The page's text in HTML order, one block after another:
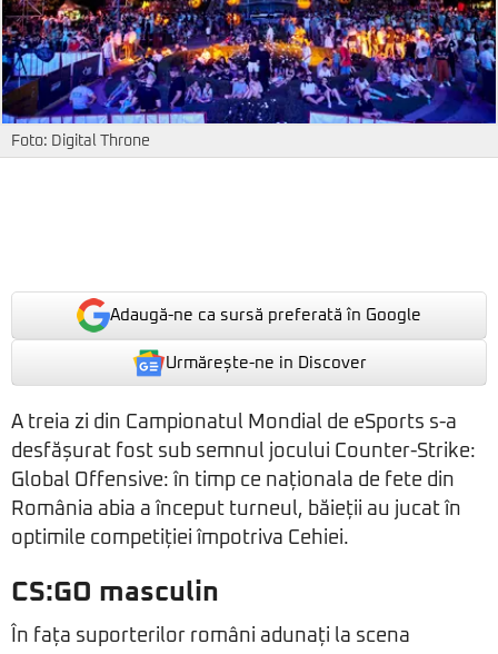
Foto: Digital Throne
Adaugă-ne ca sursă preferată în Google
Urmărește-ne in Discover
A treia zi din Campionatul Mondial de eSports s-a
desfășurat fost sub semnul jocului Counter-Strike:
Global Offensive: în timp ce naționala de fete din
România abia a început turneul, băieții au jucat în
optimile competiției împotriva Cehiei.
CS:GO masculin
În fața suporterilor români adunați la scena